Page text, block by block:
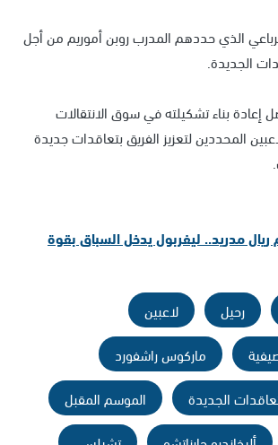
الذي حددهم المدرب روبن أموريم من أجل
الجديدة.
إعادة بناء تشكيلته في سوق الانتقالات
المحددين لتعزيز الفريق بتعاقدات جديدة
مدريد.. ليفربول يدخل السباق بقوة
رحيل
لاعبين
ماركوس راشفورد
الجديدة
الموسم المقبل